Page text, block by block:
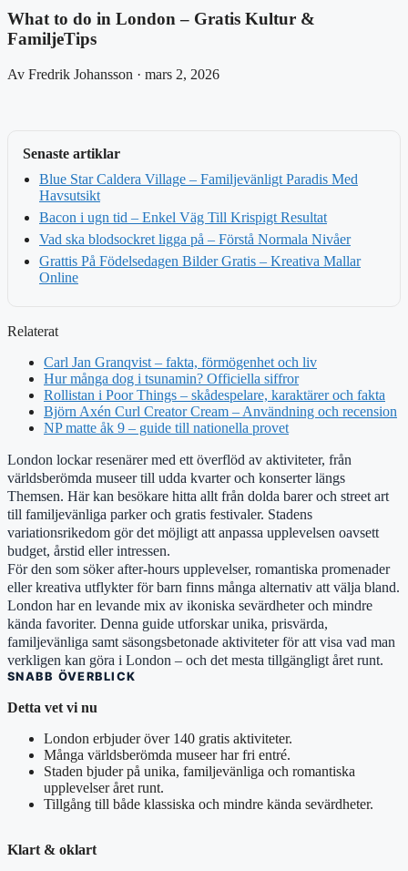
What to do in London – Gratis Kultur &
FamiljeTips
Av Fredrik Johansson · mars 2, 2026
Senaste artiklar
Blue Star Caldera Village – Familjevänligt Paradis Med
Havsutsikt
Bacon i ugn tid – Enkel Väg Till Krispigt Resultat
Vad ska blodsockret ligga på – Förstå Normala Nivåer
Grattis På Födelsedagen Bilder Gratis – Kreativa Mallar
Online
Relaterat
Carl Jan Granqvist – fakta, förmögenhet och liv
Hur många dog i tsunamin? Officiella siffror
Rollistan i Poor Things – skådespelare, karaktärer och fakta
Björn Axén Curl Creator Cream – Användning och recension
NP matte åk 9 – guide till nationella provet
London lockar resenärer med ett överflöd av aktiviteter, från
världsberömda museer till udda kvarter och konserter längs
Themsen. Här kan besökare hitta allt från dolda barer och street art
till familjevänliga parker och gratis festivaler. Stadens
variationsrikedom gör det möjligt att anpassa upplevelsen oavsett
budget, årstid eller intressen.
För den som söker after-hours upplevelser, romantiska promenader
eller kreativa utflykter för barn finns många alternativ att välja bland.
London har en levande mix av ikoniska sevärdheter och mindre
kända favoriter. Denna guide utforskar unika, prisvärda,
familjevänliga samt säsongsbetonade aktiviteter för att visa vad man
verkligen kan göra i London – och det mesta tillgängligt året runt.
SNABB ÖVERBLICK
Detta vet vi nu
London erbjuder över 140 gratis aktiviteter.
Många världsberömda museer har fri entré.
Staden bjuder på unika, familjevänliga och romantiska
upplevelser året runt.
Tillgång till både klassiska och mindre kända sevärdheter.
Klart & oklart